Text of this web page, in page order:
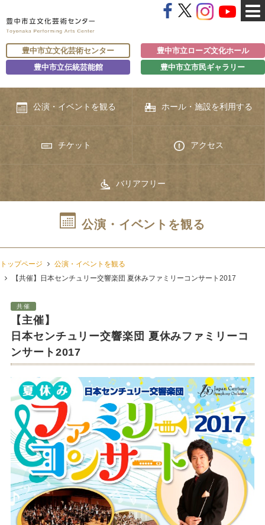
豊中市立文化芸術センター
豊中市立ローズ文化ホール
豊中市立伝統芸能館
豊中市立市民ギャラリー
公演・イベントを観る ホール・施設を利用する
チケット アクセス
バリアフリー
公演・イベントを観る
トップページ
公演・イベントを観る
【共催】日本センチュリー交響楽団 夏休みファミリーコンサート2017
共催
【主催】
日本センチュリー交響楽団 夏休みファミリーコ
ンサート2017